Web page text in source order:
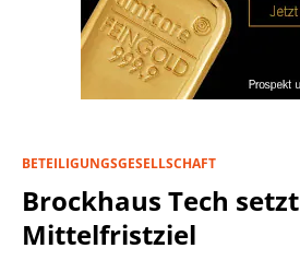
BETEILIGUNGSGESELLSCHAFT
Brockhaus Tech setzt
Mittelfristziel